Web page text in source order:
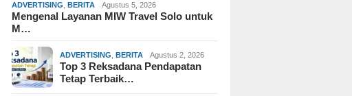
ADVERTISING ,BERITA Agustus 5, 2026
Mengenal Layanan MIW Travel Solo untuk
M…
ADVERTISING ,BERITA Agustus 2, 2026
Top 3 Reksadana Pendapatan
Tetap Terbaik…